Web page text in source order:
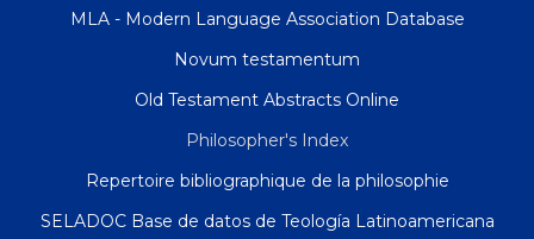
MLA - Modern Language Association Database
Novum testamentum
Old Testament Abstracts Online
Philosopher's Index
Repertoire bibliographique de la philosophie
SELADOC Base de datos de Teología Latinoamericana